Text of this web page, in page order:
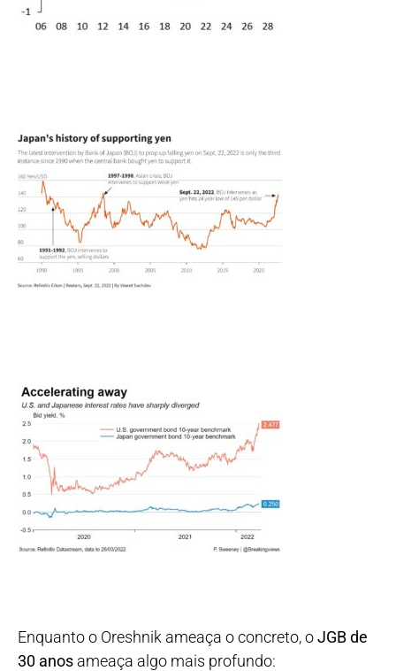
Enquanto o Oreshnik ameaça o concreto, oJGB de
30 anos ameaça algo mais profundo: